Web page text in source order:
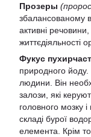
Прозеры
збалансованому
активні
життєдіяльності
Фукус
природного
людини. Він
залози, які
головного мозку
складі бурої
елемента. Крім